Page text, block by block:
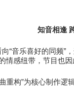
知音相逢
“音乐喜好的同频”
情感纽带，节目也
重构”为核心制作逻